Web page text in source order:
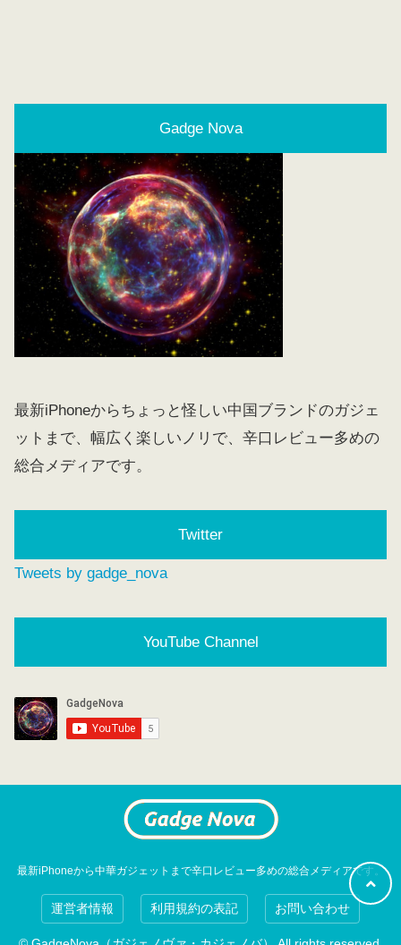
Gadge Nova
最新iPhoneからちょっと怪しい中国ブランドのガジェ
ットまで、幅広く楽しいノリで、辛口レビュー多めの
総合メディアです。
Twitter
Tweets by gadge_nova
YouTube Channel
最新iPhoneから中華ガジェットまで辛口レビュー多めの総合メディアです。
運営者情報 利用規約の表記 お問い合わせ